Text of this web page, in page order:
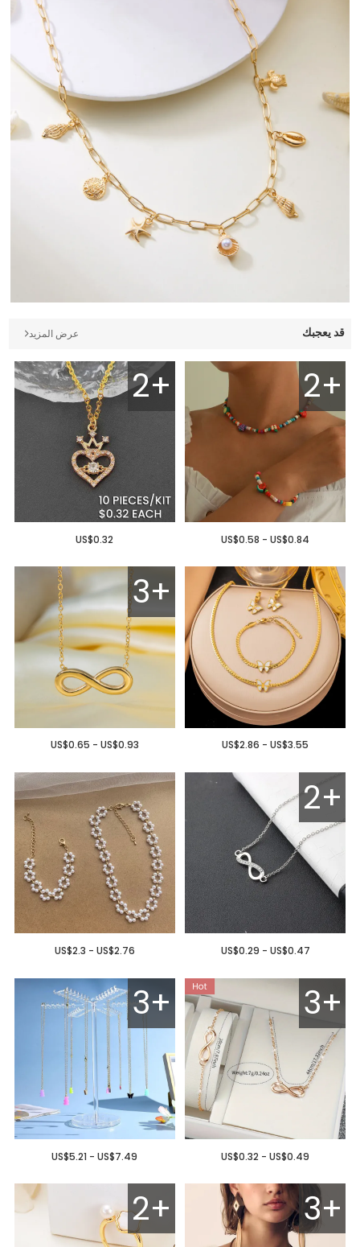
قد يعجبك عرض المزيد
2+
US$0.58 - US$0.84
2+
US$0.32
US$2.86 - US$3.55
3+
US$0.65 - US$0.93
2+
US$0.29 - US$0.47
US$2.3 - US$2.76
3+
US$0.32 - US$0.49
3+
US$5.21 - US$7.49
3+
2+